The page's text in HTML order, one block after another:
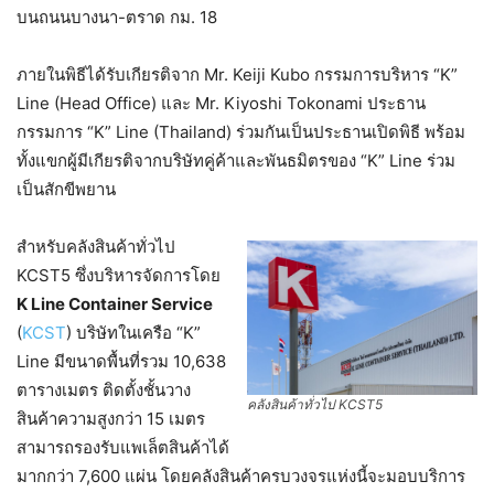
บนถนนบางนา-ตราด กม. 18
ภายในพิธีได้รับเกียรติจาก Mr. Keiji Kubo กรรมการบริหาร “K”
Line (Head Office) และ Mr. Kiyoshi Tokonami ประธาน
กรรมการ “K” Line (Thailand) ร่วมกันเป็นประธานเปิดพิธี พร้อม
ทั้งแขกผู้มีเกียรติจากบริษัทคู่ค้าและพันธมิตรของ “K” Line ร่วม
เป็นสักขีพยาน
คลังสินค้าทั่วไป KCST5
สำหรับคลังสินค้าทั่วไป
KCST5 ซึ่งบริหารจัดการโดย
K Line Container Service
(KCST) บริษัทในเครือ “K”
Line มีขนาดพื้นที่รวม 10,638
ตารางเมตร ติดตั้งชั้นวาง
สินค้าความสูงกว่า 15 เมตร
สามารถรองรับแพเล็ตสินค้าได้
มากกว่า 7,600 แผ่น โดยคลังสินค้าครบวงจรแห่งนี้จะมอบบริการ